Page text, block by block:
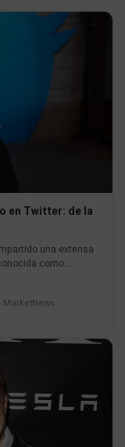
en Twitter: de la
una extensa
como...